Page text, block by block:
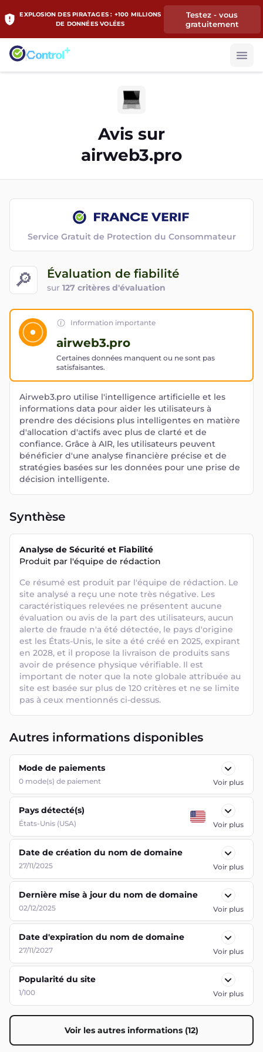
EXPLOSION DES PIRATAGES : +100 MILLIONS
DE DONNÉES VOLÉES
Testez - vous
gratuitement
Avis sur
airweb3.pro
🔎 Évaluation de fiabilité
sur 127 critères d'évaluation
Service Gratuit de Protection du Consommateur
Information importante
airweb3.pro
Certaines données manquent ou ne sont pas
satisfaisantes.
Airweb3.pro utilise l'intelligence artificielle et les
informations data pour aider les utilisateurs à
prendre des décisions plus intelligentes en matière
d'allocation d'actifs avec plus de clarté et de
confiance. Grâce à AIR, les utilisateurs peuvent
bénéficier d'une analyse financière précise et de
stratégies basées sur les données pour une prise de
décision intelligente.
Synthèse
Analyse de Sécurité et Fiabilité
Produit par l'équipe de rédaction
Ce résumé est produit par l'équipe de rédaction. Le
site analysé a reçu une note très négative. Les
caractéristiques relevées ne présentent aucune
évaluation ou avis de la part des utilisateurs, aucun
alerte de fraude n'a été détectée, le pays d'origine
est les États-Unis, le site a été créé en 2025, expirant
en 2028, et il propose la livraison de produits sans
avoir de présence physique vérifiable. Il est
important de noter que la note globale attribuée au
site est basée sur plus de 120 critères et ne se limite
pas à ceux mentionnés ci-dessus.
Autres informations disponibles
Mode de paiements
0 mode(s) de paiement Voir plus
Pays détecté(s)
États-Unis (USA) Voir plus
Date de création du nom de domaine
27/11/2025 Voir plus
Dernière mise à jour du nom de domaine
02/12/2025 Voir plus
Date d'expiration du nom de domaine
27/11/2027 Voir plus
Popularité du site
1/100 Voir plus
Voir les autres informations (12)